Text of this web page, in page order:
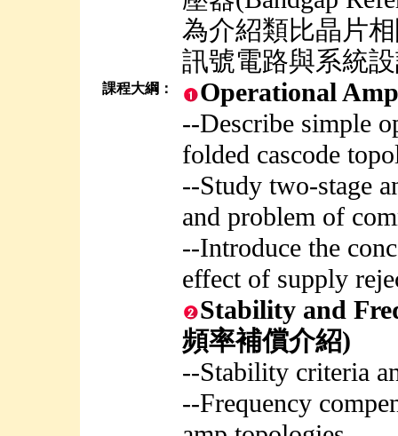
為介紹類比晶片
訊號電路與系統
課程大綱：
Operational
--Describe simple
folded cascode
--Study two-stage
and problem of
--Introduce the
effect of supply
Stability and
頻率補償介紹)
--Stability criteria
--Frequency